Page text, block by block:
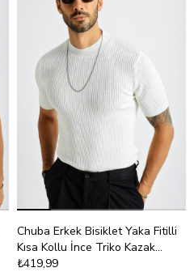
Chuba Erkek Bisiklet Yaka Fitilli
Kısa Kollu İnce Triko Kazak
21W301
₺419,99